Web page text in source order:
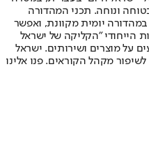
ונוחה. תכני המהדורה
יומית מקוונת, ואפשר
הייחודי "הקליקה של ישראל
על מוצרים ושירותים. ישראל
מקהל הקוראים. פנו אלינו